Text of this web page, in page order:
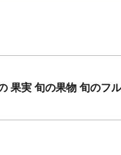
果実 旬の果物 旬のフ